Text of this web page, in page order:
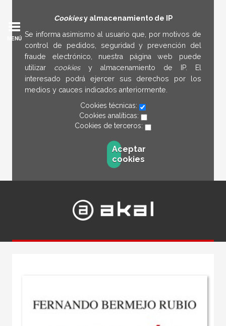
Cookiesy almacenamiento de IP
Se informa asimismo al usuario que, por motivos de
control de pedidos, seguridad y prevención del
fraude electrónico, nuestra página web puede
utilizar cookies y almacenamiento de IP. El
interesado podrá ejercer sus derechos por los
medios y cauces indicados anteriormente.
Cookies técnicas:
Cookies analíticas:
Cookies de terceros:
Aceptar
cookies
MENÚ